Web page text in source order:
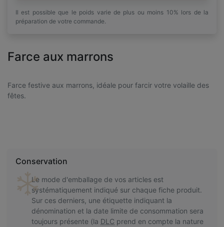
Il est possible que le poids varie de plus ou moins 10% lors de la
préparation de votre commande.
Farce aux marrons
Farce festive aux marrons, idéale pour farcir votre volaille des
fêtes.
Conservation
Le mode d'emballage de vos articles est
systématiquement indiqué sur chaque fiche produit.
Sur ces derniers, une étiquette indiquant la
dénomination et la date limite de consommation sera
toujours présente (la DLC prend en compte la nature